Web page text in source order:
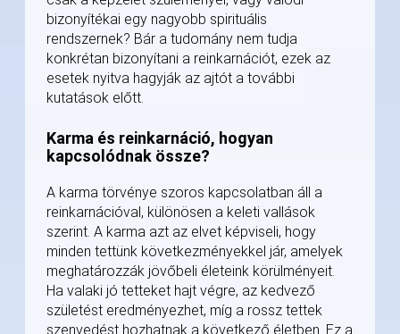
bizonyítékai egy nagyobb spirituális
rendszernek? Bár a tudomány nem tudja
konkrétan bizonyítani a reinkarnációt, ezek az
esetek nyitva hagyják az ajtót a további
kutatások előtt.
Karma és reinkarnáció, hogyan
kapcsolódnak össze?
A karma törvénye szoros kapcsolatban áll a
reinkarnációval, különösen a keleti vallások
szerint. A karma azt az elvet képviseli, hogy
minden tettünk következményekkel jár, amelyek
meghatározzák jövőbeli életeink körülményeit.
Ha valaki jó tetteket hajt végre, az kedvező
születést eredményezhet, míg a rossz tettek
szenvedést hozhatnak a következő életben. Ez a